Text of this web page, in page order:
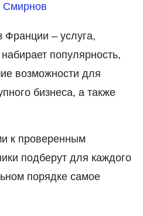
Смирнов
Франции – услуга,
популярность,
возможности для
бизнеса, а также
к проверенным
подберут для каждого
порядке самое